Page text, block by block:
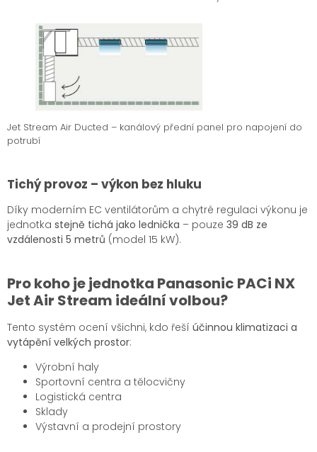
Jet Stream Air Ducted – kanálový přední panel pro napojení do
potrubí
Tichý provoz – výkon bez hluku
Díky moderním EC ventilátorům a chytré regulaci výkonu je
jednotka stejně tichá jako lednička – pouze 39 dB ze
vzdálenosti 5 metrů (model 15 kW).
Pro koho je jednotka Panasonic PACi NX
Jet Air Stream ideální volbou?
Tento systém ocení všichni, kdo řeší účinnou klimatizaci a
vytápění velkých prostor:
Výrobní haly
Sportovní centra a tělocvičny
Logistická centra
Sklady
Výstavní a prodejní prostory